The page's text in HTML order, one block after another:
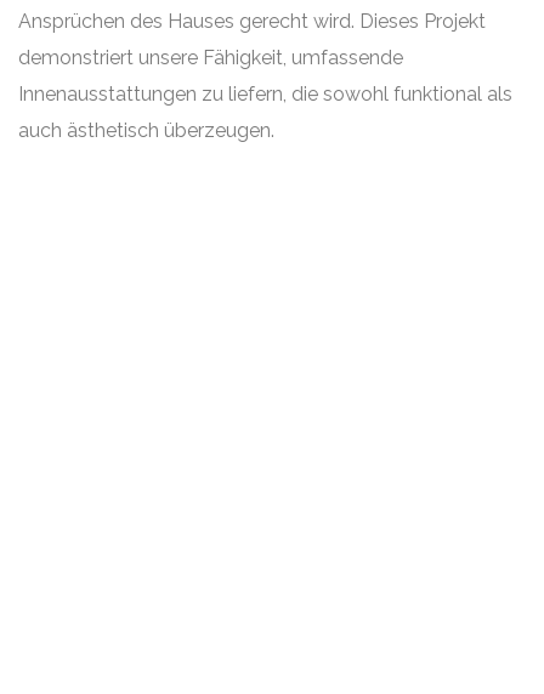
Ansprüchen des Hauses gerecht wird. Dieses Projekt
demonstriert unsere Fähigkeit, umfassende
Innenausstattungen zu liefern, die sowohl funktional als
auch ästhetisch überzeugen.